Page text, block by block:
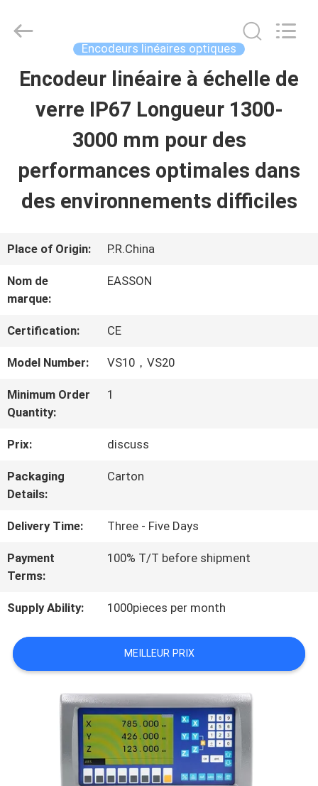
MAISON
PRODUITS
PROPOS
DE
NOUS
VISITE
DE
L'USINE
CONTRÔLE
QUALITÉ
CONTACTEZ-
NOUS
NOUVELLES
CAS
Measurement
Encodeurs linéaires optiques
Encodeur linéaire à échelle de
verre IP67 Longueur 1300-
3000 mm pour des
performances optimales dans
des environnements difficiles
Place of Origin: P.R.China
Nom de
marque:
EASSON
Certification: CE
Model Number: VS10，VS20
Minimum Order
Quantity:
1
Prix: discuss
Packaging
Details:
Carton
Delivery Time: Three - Five Days
Payment
Terms:
100% T/T before shipment
Supply Ability: 1000pieces per month
MEILLEUR PRIX